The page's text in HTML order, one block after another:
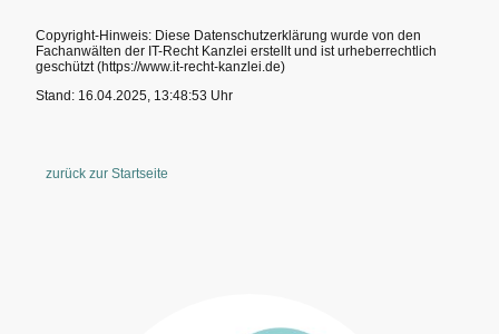
Copyright-Hinweis: Diese Datenschutzerklärung wurde von den
Fachanwälten der IT-Recht Kanzlei erstellt und ist urheberrechtlich
geschützt (https://www.it-recht-kanzlei.de)
Stand: 16.04.2025, 13:48:53 Uhr
zurück zur Startseite